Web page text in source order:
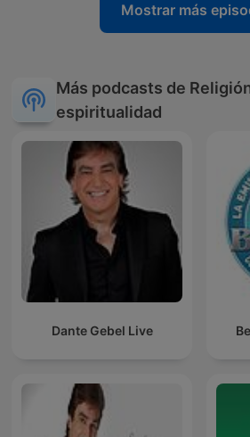
Mostrar más
Más podcasts de
espiritualidad
Dante Gebel Live